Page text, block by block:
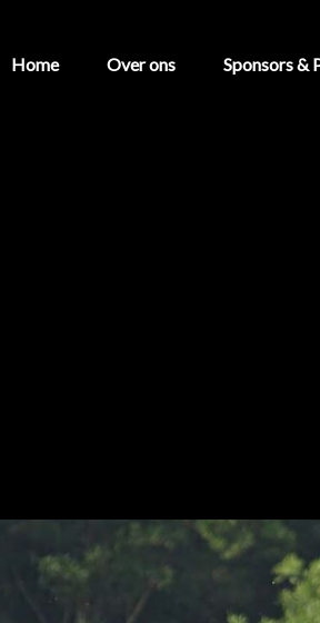
Home Over ons Sponsors &